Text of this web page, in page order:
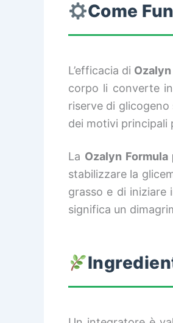
Come
L’efficacia di Ozalyn
corpo li converte
riserve di
dei motivi principali
La Ozalyn
stabilizzare la
grasso e di iniziare
significa un